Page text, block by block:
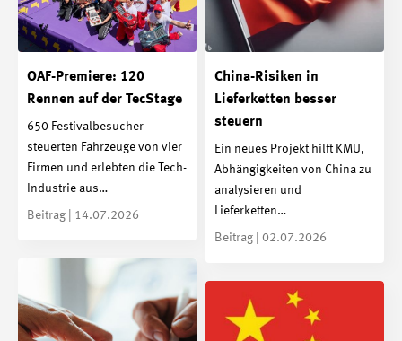
OAF-Premiere: 120
Rennen auf der TecStage
650 Festivalbesucher
steuerten Fahrzeuge von vier
Firmen und erlebten die Tech-
Industrie aus…
Beitrag | 14.07.2026
China-Risiken in
Lieferketten besser
steuern
Ein neues Projekt hilft KMU,
Abhängigkeiten von China zu
analysieren und
Lieferketten…
Beitrag | 02.07.2026